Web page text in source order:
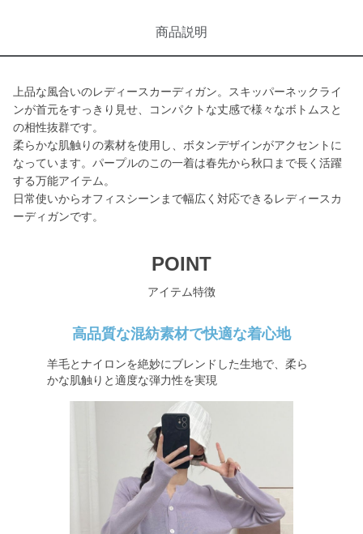
商品説明
上品な風合いのレディースカーディガン。スキッパーネックライ
ンが首元をすっきり見せ、コンパクトな丈感で様々なボトムスと
の相性抜群です。
柔らかな肌触りの素材を使用し、ボタンデザインがアクセントに
なっています。パープルのこの一着は春先から秋口まで長く活躍
する万能アイテム。
日常使いからオフィスシーンまで幅広く対応できるレディースカ
ーディガンです。
POINT
アイテム特徴
高品質な混紡素材で快適な着心地
羊毛とナイロンを絶妙にブレンドした生地で、柔ら
かな肌触りと適度な弾力性を実現